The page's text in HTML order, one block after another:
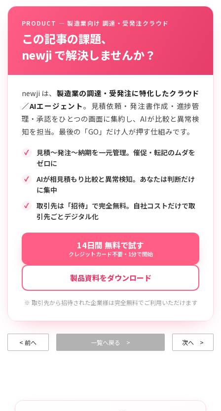
PRODUCT — 製造業向け 調達・受発注クラウド
この記事の課題、
newji で解決しませんか？
newji は、 製造業の調達・受発注に特化したクラウド
／AIエージェント。見積依頼・発注書作成・進捗管
理・承認をひとつの画面に集約し、AIが比較と異常検
知を担当。最後の「GO」だけ人が押す仕組みです。
見積〜発注〜納期を一元管理。催促・転記のムダを
ゼロに
AIが相見積もり比較と異常検知。あなたは判断だけ
に集中
取引先は「招待」で完全無料。自社コストだけで取
引先ごとデジタル化
14日間 無料で試す
クレジットカード不要・1分で開始
製品資料をダウンロード
※ 取引先から招待された企業様は完全無料でご利用いただけます
< 前へ 一覧へ戻る > 次へ >